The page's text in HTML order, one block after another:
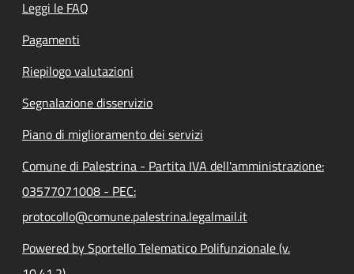
Leggi le FAQ
Pagamenti
Riepilogo valutazioni
Segnalazione disservizio
Piano di miglioramento dei servizi
Comune di Palestrina - Partita IVA dell'amministrazione:
03577071008 - PEC:
protocollo@comune.palestrina.legalmail.it
Powered by Sportello Telematico Polifunzionale (v.